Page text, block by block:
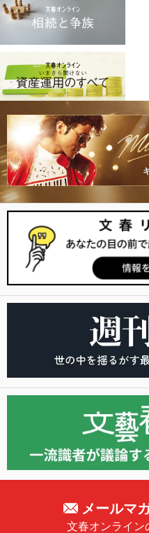
メールマ
文春オンライン